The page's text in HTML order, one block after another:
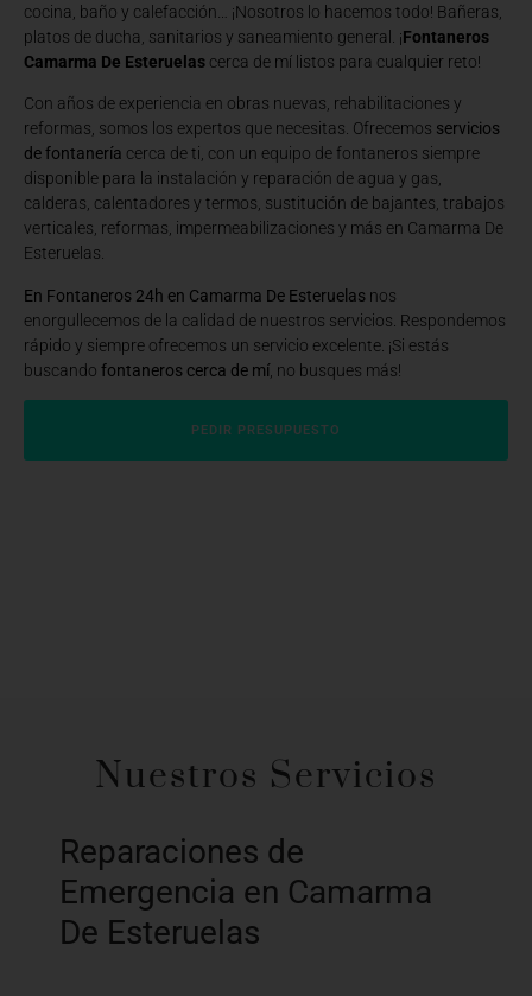
cocina, baño y calefacción… ¡Nosotros lo hacemos todo! Bañeras,
platos de ducha, sanitarios y saneamiento general. ¡Fontaneros
Camarma De Esteruelas cerca de mí listos para cualquier reto!
Con años de experiencia en obras nuevas, rehabilitaciones y
reformas, somos los expertos que necesitas. Ofrecemos servicios
de fontanería cerca de ti, con un equipo de fontaneros siempre
disponible para la instalación y reparación de agua y gas,
calderas, calentadores y termos, sustitución de bajantes, trabajos
verticales, reformas, impermeabilizaciones y más en Camarma De
Esteruelas.
En Fontaneros 24h en Camarma De Esteruelas nos
enorgullecemos de la calidad de nuestros servicios. Respondemos
rápido y siempre ofrecemos un servicio excelente. ¡Si estás
buscando fontaneros cerca de mí , no busques más!
PEDIR PRESUPUESTO
Nuestros Servicios
Reparaciones de
Emergencia en Camarma
De Esteruelas